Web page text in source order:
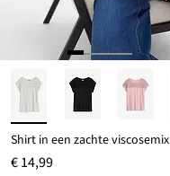
Shirt in een zachte viscosemix
€ 14,99